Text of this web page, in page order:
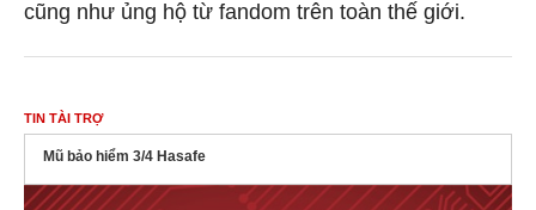
cũng như ủng hộ từ fandom trên toàn thế giới.
TIN TÀI TRỢ
Mũ bảo hiểm 3/4 Hasafe